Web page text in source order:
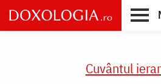
Skip
to
main
Cuvântul